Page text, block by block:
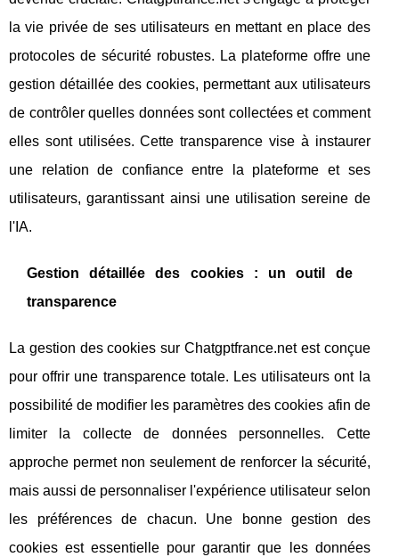
la vie privée de ses utilisateurs en mettant en place des
protocoles de sécurité robustes. La plateforme offre une
gestion détaillée des cookies, permettant aux utilisateurs
de contrôler quelles données sont collectées et comment
elles sont utilisées. Cette transparence vise à instaurer
une relation de confiance entre la plateforme et ses
utilisateurs, garantissant ainsi une utilisation sereine de
l'IA.
Gestion détaillée des cookies : un outil de
transparence
La gestion des cookies sur Chatgptfrance.net est conçue
pour offrir une transparence totale. Les utilisateurs ont la
possibilité de modifier les paramètres des cookies afin de
limiter la collecte de données personnelles. Cette
approche permet non seulement de renforcer la sécurité,
mais aussi de personnaliser l'expérience utilisateur selon
les préférences de chacun. Une bonne gestion des
cookies est essentielle pour garantir que les données